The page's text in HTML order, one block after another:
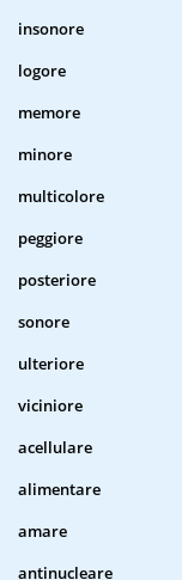
insonore
logore
memore
minore
multicolore
peggiore
posteriore
sonore
ulteriore
viciniore
acellulare
alimentare
amare
antinucleare